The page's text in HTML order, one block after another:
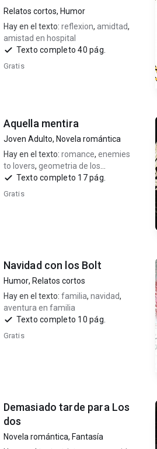
Relatos cortos, Humor
Hay en el texto: reflexion, amidtad,
amistad en hospital
Texto completo 40 pág.
Gratis
Aquella mentira
Joven Adulto, Novela romántica
Hay en el texto: romance, enemies
to lovers, geometria de los
sentimientos
Texto completo 17 pág.
Gratis
Navidad con los Bolt
Humor, Relatos cortos
Hay en el texto: familia, navidad,
aventura en familia
Texto completo 10 pág.
Gratis
Demasiado tarde para Los
dos
Novela romántica, Fantasía